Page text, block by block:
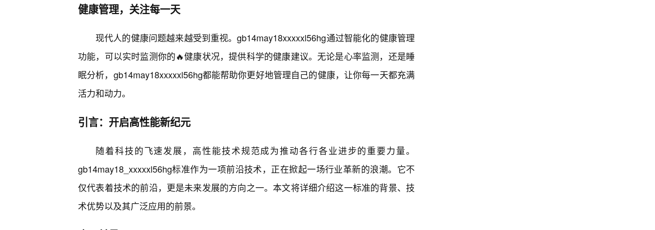
健康管理，关注每一天
现代人的健康问题越来越受到重视。gb14may18xxxxxl56hg通过智能化的健康管理
功能，可以实时监测你的🔥健康状况，提供科学的健康建议。无论是心率监测，还是睡
眠分析，gb14may18xxxxxl56hg都能帮助你更好地管理自己的健康，让你每一天都充满
活力和动力。
引言：开启高性能新纪元
随着科技的飞速发展，高性能技术规范成为推动各行各业进步的重要力量。
gb14may18_xxxxxl56hg标准作为一项前沿技术，正在掀起一场行业革新的浪潮。它不
仅代表着技术的前沿，更是未来发展的方向之一。本文将详细介绍这一标准的背景、技
术优势以及其广泛应用的前景。